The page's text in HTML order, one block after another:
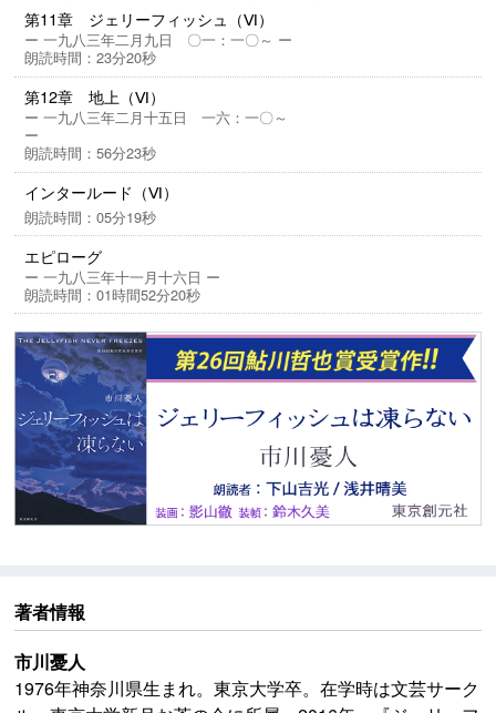
第11章 ジェリーフィッシュ（Ⅵ）
ー 一九八三年二月九日 〇一：一〇～ ー
朗読時間：23分20秒
第12章 地上（Ⅵ）
ー 一九八三年二月十五日 一六：一〇～
ー
朗読時間：56分23秒
インタールード（Ⅵ）
朗読時間：05分19秒
エピローグ
ー 一九八三年十一月十六日 ー
朗読時間：01時間52分20秒
著者情報
市川憂人
1976年神奈川県生まれ。東京大学卒。在学時は文芸サーク